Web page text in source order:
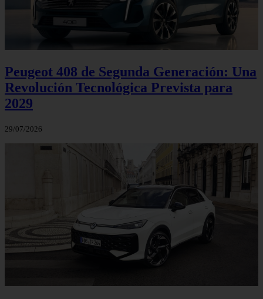
Peugeot 408 de Segunda Generación: Una
Revolución Tecnológica Prevista para
2029
29/07/2026